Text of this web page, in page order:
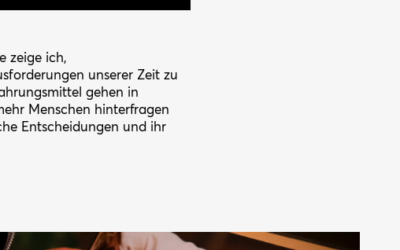
zeige ich,
unserer Zeit zu
gehen in
Menschen hinterfragen
Entscheidungen und ihr